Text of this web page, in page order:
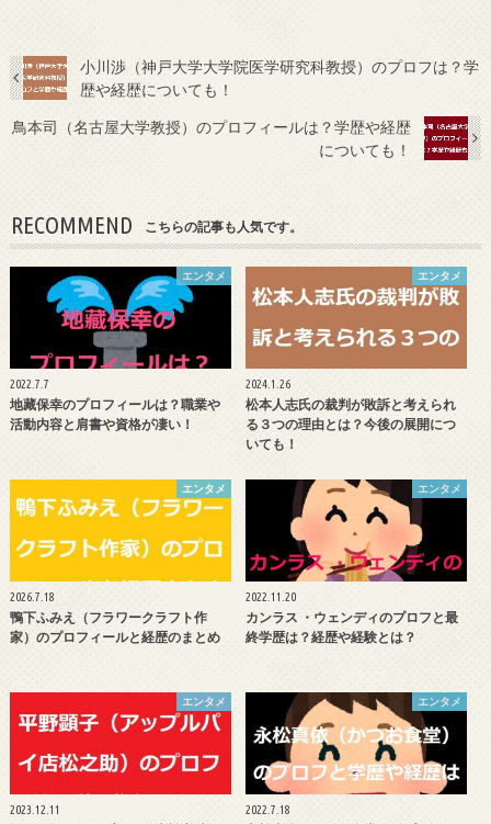
小川渉（神戸大学大学院医学研究科教授）のプロフは？学
歴や経歴についても！
鳥本司（名古屋大学教授）のプロフィールは？学歴や経歴
についても！
RECOMMEND こちらの記事も人気です。
エンタメ
2022.7.7
地藏保幸のプロフィールは？職業や
活動内容と肩書や資格が凄い！
エンタメ
2024.1.26
松本人志氏の裁判が敗訴と考えられ
る３つの理由とは？今後の展開につ
いても！
エンタメ
2026.7.18
鴨下ふみえ（フラワークラフト作
家）のプロフィールと経歴のまとめ
エンタメ
2022.11.20
カンラス ・ウェンディのプロフと最
終学歴は？経歴や経験とは？
エンタメ
2023.12.11
エンタメ
2022.7.18